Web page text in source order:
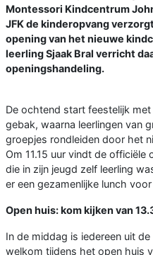
Montessori Kindcentrum
JFK de kinderopvang
opening van het nieuwe
leerling Sjaak Bral verricht
openingshandeling.
De ochtend start feestelijk
gebak, waarna leerlingen van
groepjes rondleiden door het
Om 11.15 uur vindt de officiële
die in zijn jeugd zelf leerling
er een gezamenlijke lunch
Open huis: kom kijken van
In de middag is iedereen uit
welkom tijdens het open huis